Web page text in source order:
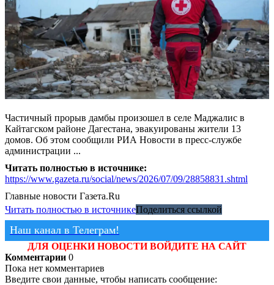
Частичный прорыв дамбы произошел в селе Маджалис в
Кайтагском районе Дагестана, эвакуированы жители 13
домов. Об этом сообщили РИА Новости в пресс-службе
администрации ...
Читать полностью в источнике:
https://www.gazeta.ru/social/news/2026/07/09/28858831.shtml
Главные новости Газета.Ru
Читать полностью в источникеПоделиться ссылкой
Наш канал в Телеграм!
ДЛЯ ОЦЕНКИ НОВОСТИ ВОЙДИТЕ НА САЙТ
Комментарии 0
Пока нет комментариев
Введите свои данные, чтобы написать сообщение: